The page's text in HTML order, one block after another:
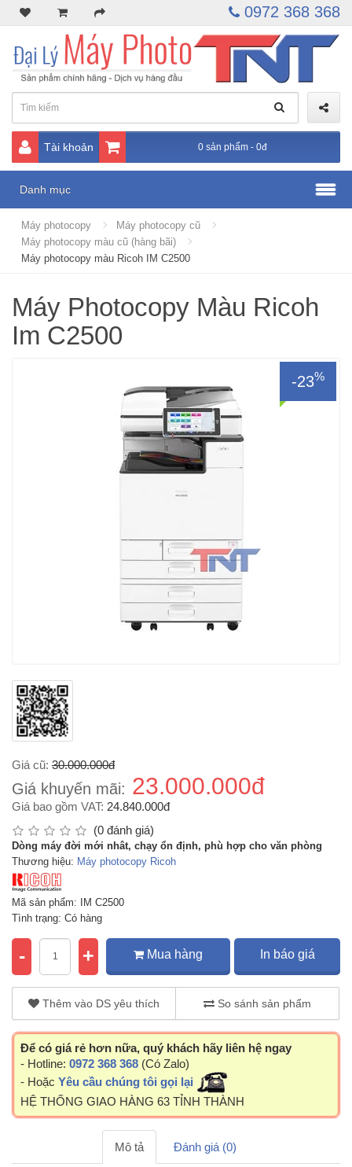
0972 368 368
Tài khoản 0 sản phẩm - 0đ
Danh mục
Máy photocopy
Máy photocopy cũ
Máy photocopy màu cũ (hàng bãi)
Máy photocopy màu Ricoh IM C2500
Máy Photocopy Màu Ricoh
Im C2500
-23%
Giá cũ: 30.000.000đ
Giá khuyến mãi: 23.000.000đ
Giá bao gồm VAT: 24.840.000đ
(0 đánh giá)
Dòng máy đời mới nhât, chạy ổn định, phù hợp cho văn phòng
Thương hiệu: Máy photocopy Ricoh
Mã sản phẩm: IM C2500
Tình trạng: Có hàng
- + Mua hàng In báo giá
Thêm vào DS yêu thích So sánh sản phẩm
Để có giá rẻ hơn nữa, quý khách hãy liên hệ ngay
- Hotline: 0972 368 368 (Có Zalo)
- Hoặc Yêu cầu chúng tôi gọi lại
HỆ THỐNG GIAO HÀNG 63 TỈNH THÀNH
Mô tả Đánh giá (0)